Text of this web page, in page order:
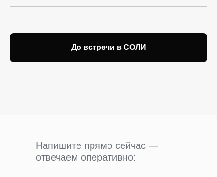
До встречи в СОЛИ
Напишите прямо сейчас —
отвечаем оперативно: